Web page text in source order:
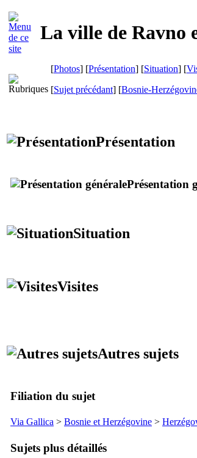
La ville de Ravno
[Photos] [Présentation] [Situation] [
[Sujet précédant] [Bosnie-
Présentation
Présentation
Situation
Visites
Autres sujets
Filiation du sujet
Via Gallica > Bosnie et Herzégovine >
Sujets plus détaillés